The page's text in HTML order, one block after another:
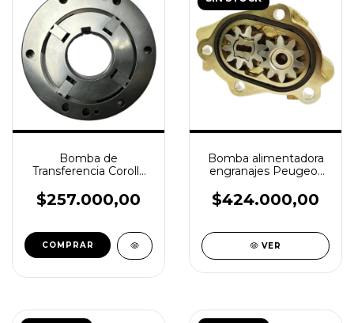
Bomba de
Transferencia Corolla
$257.000,00
Bomba alimentadora
engranajes Peugeot
0440020087
$424.000,00
VER